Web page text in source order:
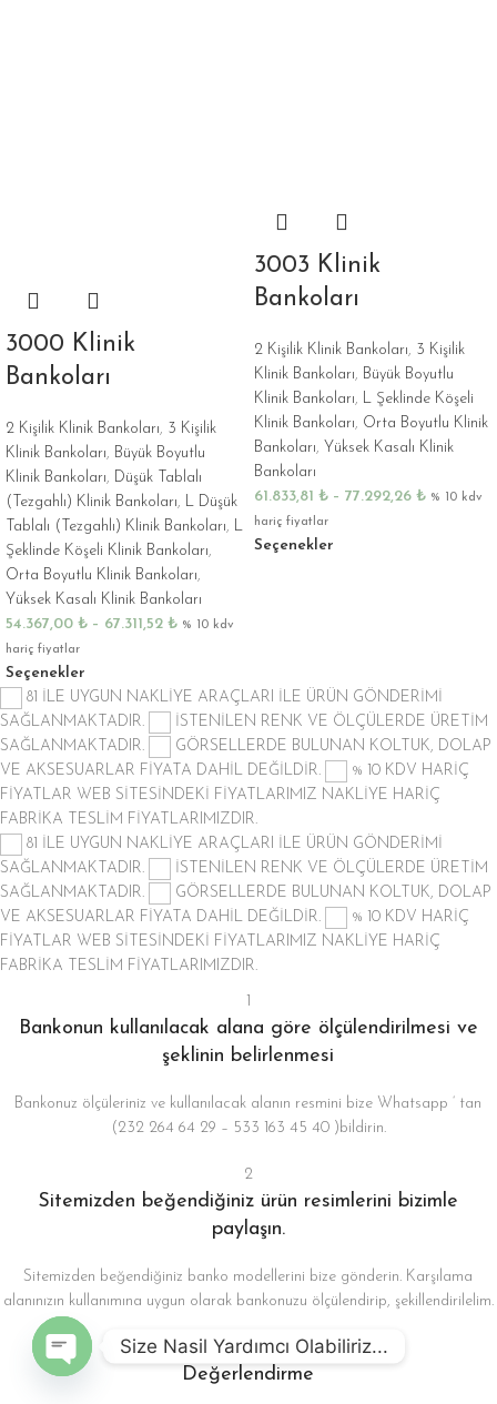
3000 Klinik
Bankoları
2 Kişilik Klinik Bankoları, 3 Kişilik
Klinik Bankoları, Büyük Boyutlu
Klinik Bankoları, Düşük Tablalı
(Tezgahlı) Klinik Bankoları, L Düşük
Tablalı (Tezgahlı) Klinik Bankoları, L
Şeklinde Köşeli Klinik Bankoları,
Orta Boyutlu Klinik Bankoları,
Yüksek Kasalı Klinik Bankoları
54.367,00 ₺ – 67.311,52 ₺ % 10 kdv
hariç fiyatlar
Seçenekler
3003 Klinik
Bankoları
2 Kişilik Klinik Bankoları, 3 Kişilik
Klinik Bankoları, Büyük Boyutlu
Klinik Bankoları, L Şeklinde Köşeli
Klinik Bankoları, Orta Boyutlu Klinik
Bankoları, Yüksek Kasalı Klinik
Bankoları
61.833,81 ₺ – 77.292,26 ₺ % 10 kdv
hariç fiyatlar
Seçenekler
81 İLE UYGUN NAKLİYE ARAÇLARI İLE ÜRÜN GÖNDERİMİ
SAĞLANMAKTADIR.
İSTENİLEN RENK VE ÖLÇÜLERDE ÜRETİM
SAĞLANMAKTADIR.
GÖRSELLERDE BULUNAN KOLTUK, DOLAP
VE AKSESUARLAR FİYATA DAHİL DEĞİLDİR.
% 10 KDV HARİÇ
FİYATLAR WEB SİTESİNDEKİ FİYATLARIMIZ NAKLİYE HARİÇ
FABRİKA TESLİM FİYATLARIMIZDIR.
81 İLE UYGUN NAKLİYE ARAÇLARI İLE ÜRÜN GÖNDERİMİ
SAĞLANMAKTADIR.
İSTENİLEN RENK VE ÖLÇÜLERDE ÜRETİM
SAĞLANMAKTADIR.
GÖRSELLERDE BULUNAN KOLTUK, DOLAP
VE AKSESUARLAR FİYATA DAHİL DEĞİLDİR.
% 10 KDV HARİÇ
FİYATLAR WEB SİTESİNDEKİ FİYATLARIMIZ NAKLİYE HARİÇ
FABRİKA TESLİM FİYATLARIMIZDIR.
Bankonun kullanılacak alana göre ölçülendirilmesi ve
şeklinin belirlenmesi
Bankonuz ölçüleriniz ve kullanılacak alanın resmini bize Whatsapp ‘ tan
(232 264 64 29 – 533 163 45 40 )bildirin.
2
Sitemizden beğendiğiniz ürün resimlerini bizimle
paylaşın.
Sitemizden beğendiğiniz banko modellerini bize gönderin. Karşılama
alanınızın kullanımına uygun olarak bankonuzu ölçülendirip, şekillendirilelim.
3
Değerlendirme
Size Nasil Yardımcı Olabiliriz...